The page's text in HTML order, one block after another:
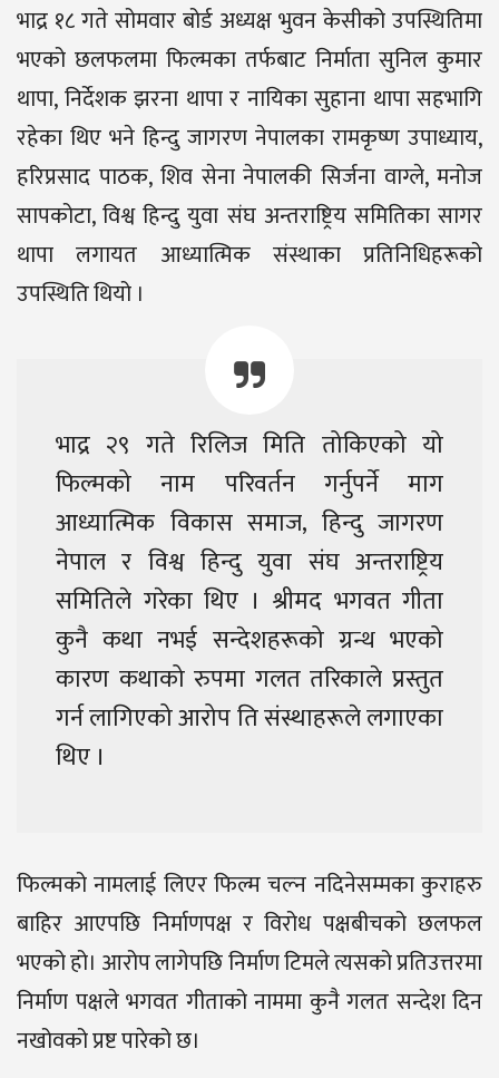
भाद्र १८ गते सोमवार बोर्ड अध्यक्ष भुवन केसीको उपस्थितिमा
भएको छलफलमा फिल्मका तर्फबाट निर्माता सुनिल कुमार
थापा, निर्देशक झरना थापा र नायिका सुहाना थापा सहभागि
रहेका थिए भने हिन्दु जागरण नेपालका रामकृष्ण उपाध्याय,
हरिप्रसाद पाठक, शिव सेना नेपालकी सिर्जना वाग्ले, मनोज
सापकोटा, विश्व हिन्दु युवा संघ अन्तराष्ट्रिय समितिका सागर
थापा लगायत आध्यात्मिक संस्थाका प्रतिनिधिहरूको
उपस्थिति थियो ।
भाद्र २९ गते रिलिज मिति तोकिएको यो
फिल्मको नाम परिवर्तन गर्नुपर्ने माग
आध्यात्मिक विकास समाज, हिन्दु जागरण
नेपाल र विश्व हिन्दु युवा संघ अन्तराष्ट्रिय
समितिले गरेका थिए । श्रीमद भगवत गीता
कुनै कथा नभई सन्देशहरूको ग्रन्थ भएको
कारण कथाको रुपमा गलत तरिकाले प्रस्तुत
गर्न लागिएको आरोप ति संस्थाहरूले लगाएका
थिए ।
फिल्मको नामलाई लिएर फिल्म चल्न नदिनेसम्मका कुराहरु
बाहिर आएपछि निर्माणपक्ष र विरोध पक्षबीचको छलफल
भएको हो। आरोप लागेपछि निर्माण टिमले त्यसको प्रतिउत्तरमा
निर्माण पक्षले भगवत गीताको नाममा कुनै गलत सन्देश दिन
नखोवको प्रष्ट पारेको छ।